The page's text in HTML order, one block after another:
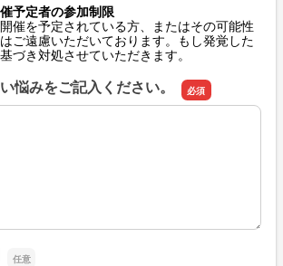
予定者の参加制限
催を予定されている方、またはその可能性
ご遠慮いただいております。もし発覚した
づき対処させていただきます。
悩みをご記入ください。
悩みをご記入ください。